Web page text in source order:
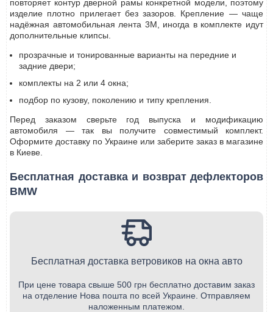
повторяет контур дверной рамы конкретной модели, поэтому
изделие плотно прилегает без зазоров. Крепление — чаще
надёжная автомобильная лента 3M, иногда в комплекте идут
дополнительные клипсы.
прозрачные и тонированные варианты на передние и
задние двери;
комплекты на 2 или 4 окна;
подбор по кузову, поколению и типу крепления.
Перед заказом сверьте год выпуска и модификацию
автомобиля — так вы получите совместимый комплект.
Оформите доставку по Украине или заберите заказ в магазине
в Киеве.
Бесплатная доставка и возврат дефлекторов
BMW
Бесплатная доставка ветровиков на окна авто
При цене товара свыше 500 грн бесплатно доставим заказ
на отделение Нова пошта по всей Украине. Отправляем
наложенным платежом.